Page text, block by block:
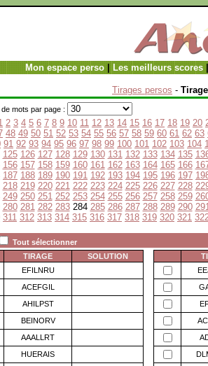
Mon espace perso| Les meilleurs scores
Tirages persos -
mots par page :
2 3 4 5 6 7 8 9 10 11 12 13 14 15 16 17 18 19 20
48 49 50 51 52 53 54 55 56 57 58 59 60 61 62 63
91 92 93 94 95 96 97 98 99 100 101 102 103 104
125 126 127 128 129 130 131 132 133 134 135
156 157 158 159 160 161 162 163 164 165 166
187 188 189 190 191 192 193 194 195 196 197
218 219 220 221 222 223 224 225 226 227 228
249 250 251 252 253 254 255 256 257 258 259
280 281 282 283284 285 286 287 288 289 290
311 312 313 314 315 316 317 318 319 320 321
Tout sélectionner
TIRAGE
SOLUTION
EFILNRU
ACEFGIL
AHILPST
BEINORV
AAALLRT
HUERAIS